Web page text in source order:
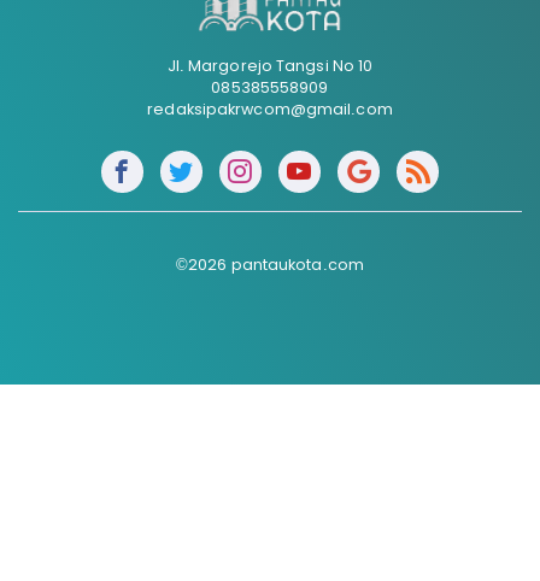
Jl. Margorejo Tangsi No 10
085385558909
redaksipakrwcom@gmail.com
©2026 pantaukota.com